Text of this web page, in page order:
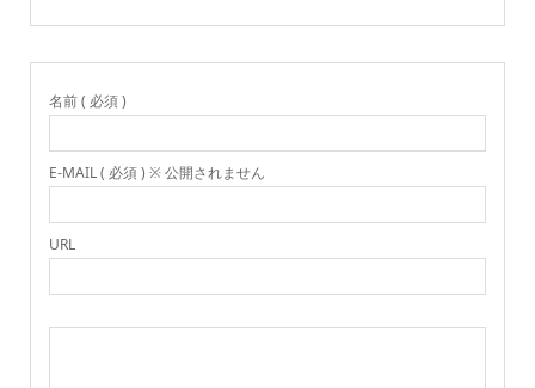
名前 ( 必須 )
E-MAIL ( 必須 ) ※ 公開されません
URL